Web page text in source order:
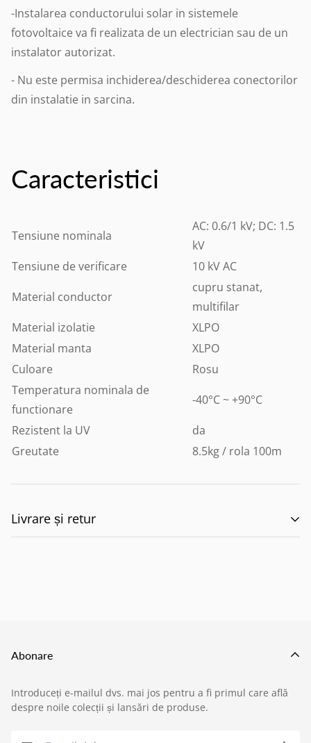
-Instalarea conductorului solar in sistemele
fotovoltaice va fi realizata de un electrician sau de un
instalator autorizat.
- Nu este permisa inchiderea/deschiderea conectorilor
din instalatie in sarcina.
Caracteristici
Tensiune nominala
AC: 0.6/1 kV; DC: 1.5
kV
Tensiune de verificare
10 kV AC
Material conductor
cupru stanat,
multifilar
Material izolatie
XLPO
Material manta
XLPO
Culoare
Rosu
Temperatura nominala de
functionare
-40°C ~ +90°C
Rezistent la UV
da
Greutate
8.5kg / rola 100m
Livrare și retur
Această politică reglementează modul în care
produsele comandate de pe site-ul nostru sunt livrate
Abonare
Introduceți e-mailul dvs. mai jos pentru a fi primul care află
despre noile colecții și lansări de produse.